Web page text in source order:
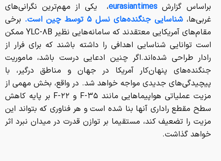
براساس گزارشeurasiantimes، یکی از مهم‌ترین نگرانی‌های
غربی‌ها، شناسایی جنگنده‌های نسل ۵ توسط چین است.
برخی
مقام‌های آمریکایی معتقدند که سامانه‌هایی نظیر YLC-۸B ممکن
است توانایی شناسایی اهدافی را داشته باشند که برای فرار از
رادار طراحی شده‌اند.اگر چنین ادعایی درست باشد، ماموریت
جنگنده‌های پنهان‌کار آمریکا در جهان و مناطق درگیر، با
پیچیدگی‌های جدیدی مواجه خواهد شد. در واقع، بخش مهمی از
مزیت عملیاتی هواپیماهایی مانند F-۳۵ و F-۲۲ بر پایه کاهش
سطح مقطع راداری آنها بنا شده است و هر فناوری که بتواند این
مزیت را تضعیف کند، مستقیما بر توازن قدرت در میدان نبرد اثر
خواهد گذاشت.